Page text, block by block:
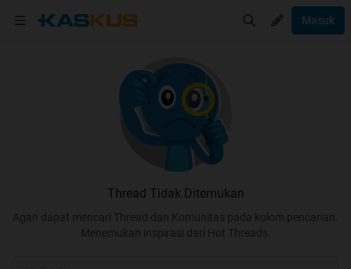
Masuk
Thread Tidak Ditemukan
Agan dapat mencari Thread dan Komunitas pada kolom pencarian.
Menemukan inspirasi dari Hot Threads.